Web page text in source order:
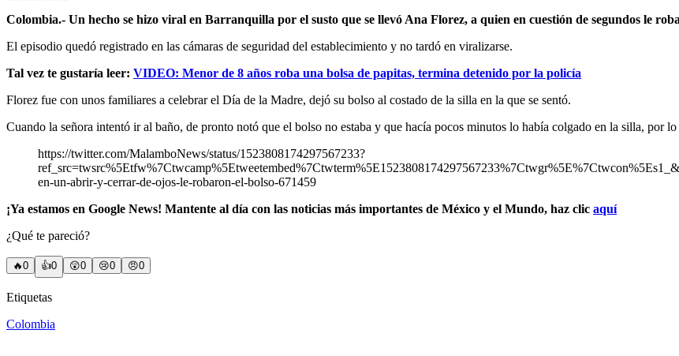
Colombia.- Un hecho se hizo viral en Barranquilla por el susto que se llevó Ana Florez, a quien en cuestión de segundos le
El episodio quedó registrado en las cámaras de seguridad del establecimiento y no tardó en viralizarse.
Tal vez te gustaría leer: VIDEO: Menor de 8 años roba una bolsa de papitas, termina detenido por la policía
Florez fue con unos familiares a celebrar el Día de la Madre, dejó su bolso al costado de la silla en la que se sentó.
Cuando la señora intentó ir al baño, de pronto notó que el bolso no estaba y que hacía pocos minutos lo había colgado en la silla, por
https://twitter.com/MalamboNews/status/1523808174297567233?
en-un-abrir-y-cerrar-de-ojos-le-robaron-el-bolso-671459
¡Ya estamos en Google News! Mantente al día con las noticias más importantes de México y el Mundo, haz clic aquí
¿Qué te pareció?
🔥0 👍0 😲0 😢0 😠0
Etiquetas
Colombia